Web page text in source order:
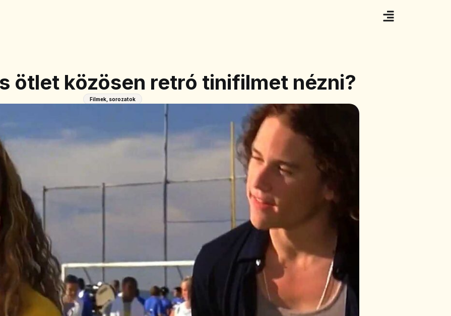
ötlet közösen retró tinifilmet nézni?
Filmek, sorozatok